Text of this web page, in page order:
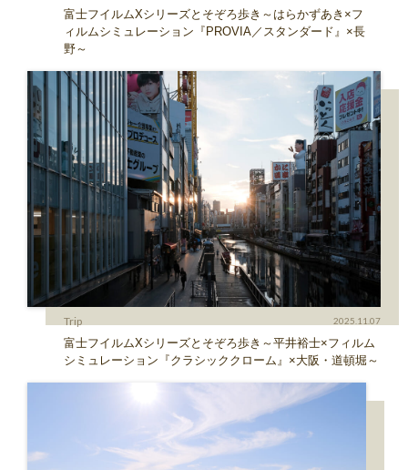
富士フイルムXシリーズとそぞろ歩き～はらかずあき×フ
ィルムシミュレーション『PROVIA／スタンダード』×長
野～
Trip 2025.11.07
富士フイルムXシリーズとそぞろ歩き～平井裕士×フィルム
シミュレーション『クラシッククローム』×大阪・道頓堀～